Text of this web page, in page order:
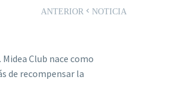
ANTERIOR NOTICIA
Club nace como
de recompensar la